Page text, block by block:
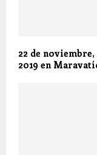
22 de
2019 en